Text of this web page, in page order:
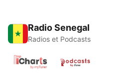
Radio Senegal
Radios et Podcasts